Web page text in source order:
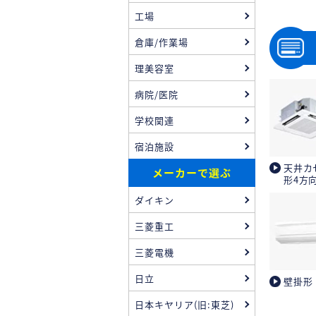
天井カ
形4方
壁掛形
工場
倉庫/作業場
理美容室
病院/医院
学校関連
宿泊施設
メーカーで選ぶ
ダイキン
三菱重工
三菱電機
日立
日本キヤリア(旧:東芝)